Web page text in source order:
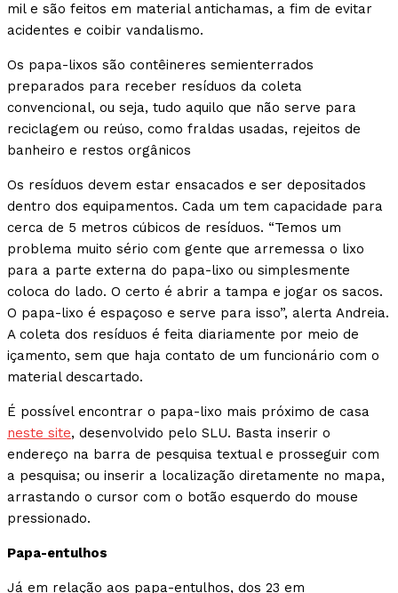
mil e são feitos em material antichamas, a fim de evitar
acidentes e coibir vandalismo.
Os papa-lixos são contêineres semienterrados
preparados para receber resíduos da coleta
convencional, ou seja, tudo aquilo que não serve para
reciclagem ou reúso, como fraldas usadas, rejeitos de
banheiro e restos orgânicos
Os resíduos devem estar ensacados e ser depositados
dentro dos equipamentos. Cada um tem capacidade para
cerca de 5 metros cúbicos de resíduos. “Temos um
problema muito sério com gente que arremessa o lixo
para a parte externa do papa-lixo ou simplesmente
coloca do lado. O certo é abrir a tampa e jogar os sacos.
O papa-lixo é espaçoso e serve para isso”, alerta Andreia.
A coleta dos resíduos é feita diariamente por meio de
içamento, sem que haja contato de um funcionário com o
material descartado.
É possível encontrar o papa-lixo mais próximo de casa
neste site, desenvolvido pelo SLU. Basta inserir o
endereço na barra de pesquisa textual e prosseguir com
a pesquisa; ou inserir a localização diretamente no mapa,
arrastando o cursor com o botão esquerdo do mouse
pressionado.
Papa-entulhos
Já em relação aos papa-entulhos, dos 23 em